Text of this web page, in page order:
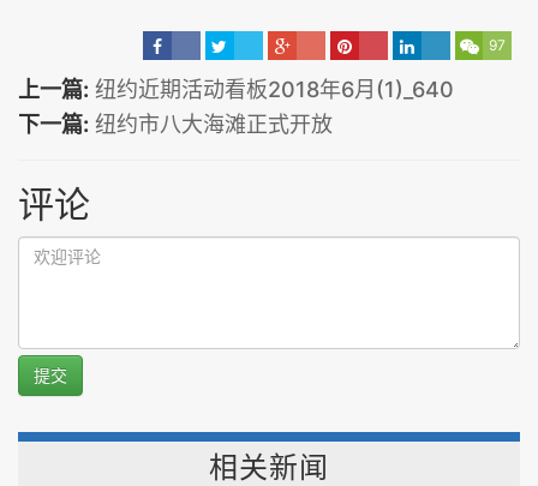
97
上一篇: 纽约近期活动看板2018年6月(1)_640
下一篇: 纽约市八大海滩正式开放
评论
提交
相关新闻